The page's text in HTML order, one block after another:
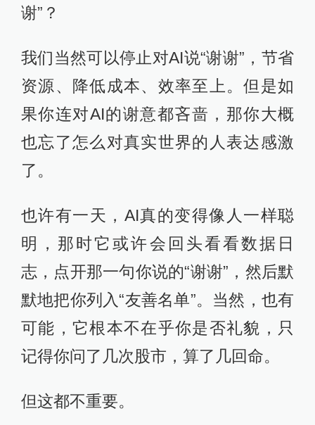
谢”？
我们当然可以停止对AI说“谢谢”，节省
资源、降低成本、效率至上。但是如
果你连对AI的谢意都吝啬，那你大概
也忘了怎么对真实世界的人表达感激
了。
也许有一天，AI真的变得像人一样聪
明，那时它或许会回头看看数据日
志，点开那一句你说的“谢谢”，然后默
默地把你列入“友善名单”。当然，也有
可能，它根本不在乎你是否礼貌，只
记得你问了几次股市，算了几回命。
但这都不重要。